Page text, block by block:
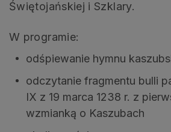
Świętojańskiej i Szklary.
W programie:
odśpiewanie hymnu
odczytanie fragmentu bulli
IX z 19 marca 1238 r. z
wzmianką o Kaszubach